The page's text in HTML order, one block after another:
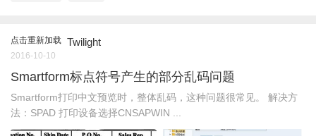
点击重新加载 Twilight
2016-10-10
Smartform标点符号产生的部分乱码问题
Smartform打印中文预览时，整体乱码，这种问题很常见。 解决方
法：SPAD 打印设备选择CNSAPWIN ...